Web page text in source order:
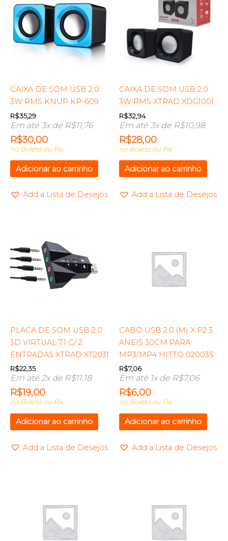
CAIXA DE SOM USB 2.0
3W RMS KNUP KP-609
R$35,29
Em até 3x de R$11,76
R$30,00
no Boleto ou Pix
Adicionar ao carrinho
Add a Lista de Desejos
CAIXA DE SOM USB 2.0
3W RMS XTRAD XDG1001
R$32,94
Em até 3x de R$10,98
R$28,00
no Boleto ou Pix
Adicionar ao carrinho
Add a Lista de Desejos
PLACA DE SOM USB 2.0
3D VIRTUAL 7.1 C/ 2
ENTRADAS XTRAD XT2031
R$22,35
Em até 2x de R$11,18
R$19,00
no Boleto ou Pix
Adicionar ao carrinho
Add a Lista de Desejos
CABO USB 2.0 (M) X P2 3
ANEIS 30CM PARA
MP3/MP4 HITTO 020035
R$7,06
Em até 1x de R$7,06
R$6,00
no Boleto ou Pix
Adicionar ao carrinho
Add a Lista de Desejos